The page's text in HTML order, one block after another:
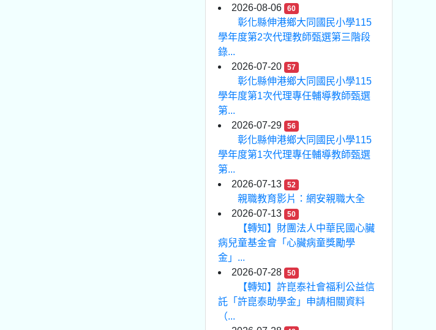
2026-08-06
60
彰化縣伸港鄉大同國民小學115
學年度第2次代理教師甄選第三階段
錄...
2026-07-20
57
彰化縣伸港鄉大同國民小學115
學年度第1次代理專任輔導教師甄選
第...
2026-07-29
56
彰化縣伸港鄉大同國民小學115
學年度第1次代理專任輔導教師甄選
第...
2026-07-13
52
親職教育影片：網安親職大全
2026-07-13
50
【轉知】財團法人中華民國心臟
病兒童基金會「心臟病童獎勵學
金」...
2026-07-28
50
【轉知】許崑泰社會福利公益信
託「許崑泰助學金」申請相關資料
（...